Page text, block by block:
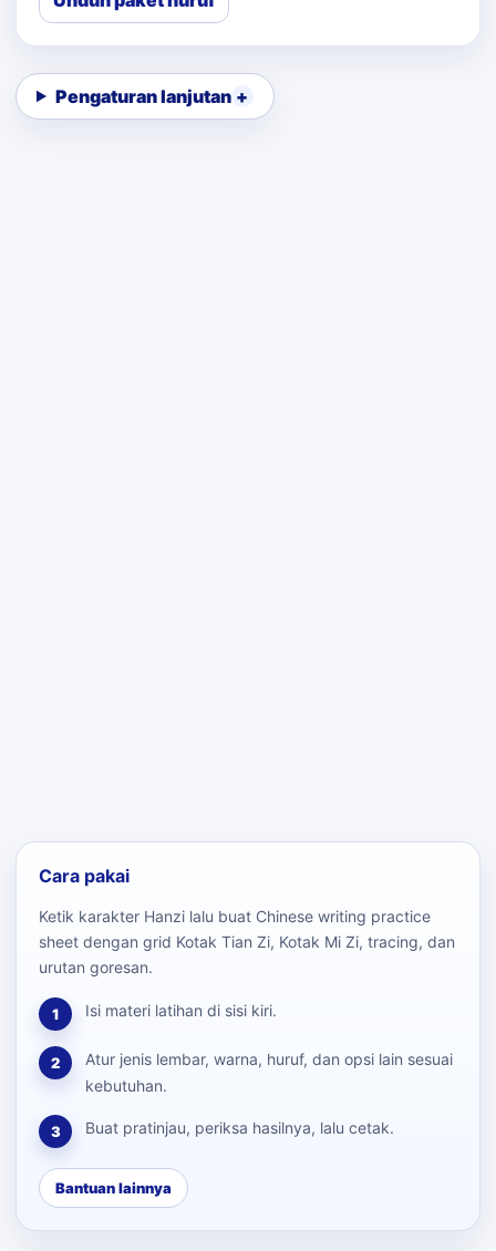
Pengaturan lanjutan
Cara pakai
Ketik karakter Hanzi lalu buat Chinese writing practice
sheet dengan grid Kotak Tian Zi, Kotak Mi Zi, tracing, dan
urutan goresan.
1 Isi materi latihan di sisi kiri.
2
Atur jenis lembar, warna, huruf, dan opsi lain sesuai
kebutuhan.
3 Buat pratinjau, periksa hasilnya, lalu cetak.
Bantuan lainnya